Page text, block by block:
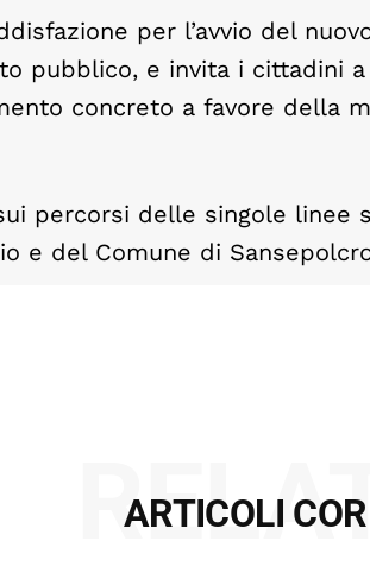
per l’avvio del
pubblico, e invita i cittadini
concreto a favore della
percorsi delle singole linee
e del Comune di
ARTICOLI